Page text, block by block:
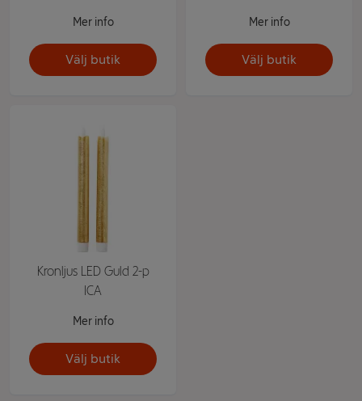
Mer info
Välj butik
Mer info
Välj butik
Kronljus LED Guld 2-p
ICA
Mer info
Välj butik